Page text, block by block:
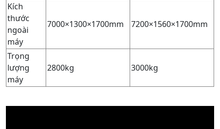
Kích
thước
ngoài
máy
7000×1300×1700mm 7200×1560×1700mm
Trọng
lượng
máy
2800kg 3000kg